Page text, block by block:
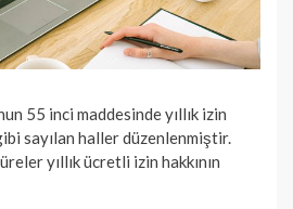
55 inci maddesinde yıllık izin
gibi sayılan haller düzenlenmiştir.
yıllık ücretli izin hakkının